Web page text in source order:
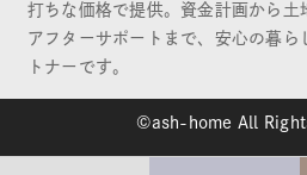
打ちな価格で提供。資金計画から土
アフターサポートまで、安心の暮ら
トナーです。
©ash-home All